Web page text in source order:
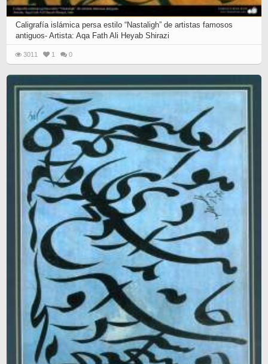
Caligrafía islámica persa estilo “Nastaligh” de artistas famosos
antiguos- Artista: Aqa Fath Ali Heyab Shirazi
3011 1 0